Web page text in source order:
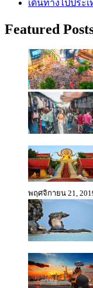
เดินทางไปประ
Featured
พฤศจิกายน 21,